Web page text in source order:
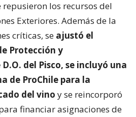
repusieron los recursos del
Exteriores. Además de la
críticas, se ajustó el
Protección y
del Pisco, se incluyó una
de ProChile para la
del vino y se reincorporó
financiar asignaciones de